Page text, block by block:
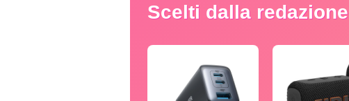
Scelti dalla redazione